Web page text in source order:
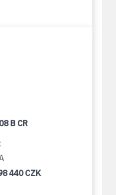
B CR
440 CZK